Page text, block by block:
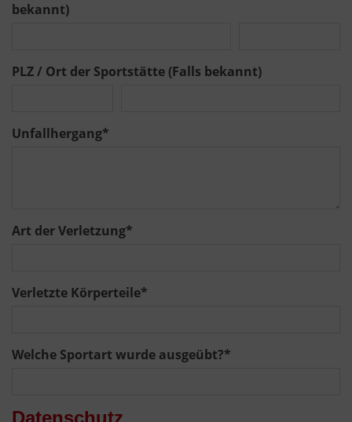
bekannt)
PLZ / Ort der Sportstätte (Falls bekannt)
Unfallhergang*
Art der Verletzung*
Verletzte Körperteile*
Welche Sportart wurde ausgeübt?*
Datenschutz